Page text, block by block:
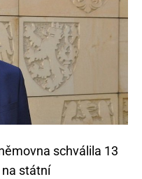
schválila 13
státní